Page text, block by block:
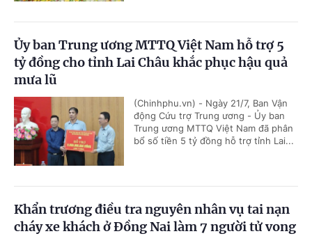
Ủy ban Trung ương MTTQ Việt Nam hỗ trợ 5
tỷ đồng cho tỉnh Lai Châu khắc phục hậu quả
mưa lũ
(Chinhphu.vn) - Ngày 21/7, Ban Vận
động Cứu trợ Trung ương - Ủy ban
Trung ương MTTQ Việt Nam đã phân
bổ số tiền 5 tỷ đồng hỗ trợ tỉnh Lai...
Khẩn trương điều tra nguyên nhân vụ tai nạn
cháy xe khách ở Đồng Nai làm 7 người tử vong